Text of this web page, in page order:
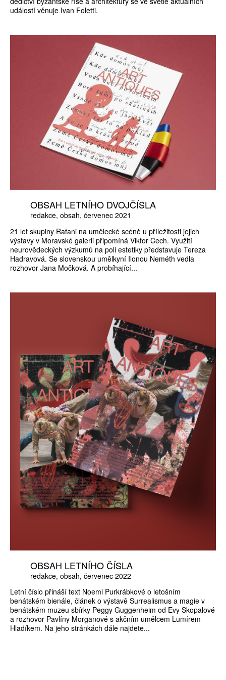
událostí věnuje Ivan Foletti.
OBSAH LETNÍHO DVOJČÍSLA
redakce obsah červenec 2021
21 let skupiny Rafani na umělecké scéně u příležitosti jejich
výstavy v Moravské galerii připomíná Viktor Čech. Využití
neurovědeckých výzkumů na poli estetiky představuje Tereza
Hadravová. Se slovenskou umělkyní Ilonou Neméth vedla
rozhovor Jana Močková. A probíhající...
OBSAH LETNÍHO ČÍSLA
redakce obsah červenec 2022
Letní číslo přináší text Noemi Purkrábkové o letošním
benátském bienále, článek o výstavě Surrealismus a magie v
benátském muzeu sbírky Peggy Guggenheim od Evy Skopalové
a rozhovor Pavlíny Morganové s akčním umělcem Lumírem
Hladíkem. Na jeho stránkách dále najdete...